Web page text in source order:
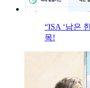
“ISA ‘남은
목!